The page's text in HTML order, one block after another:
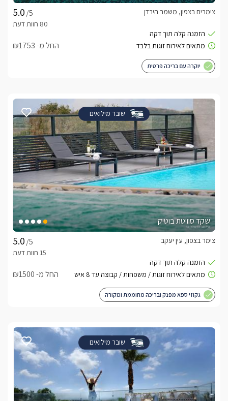
/5
צימרים בצפון, משמר הירדן
החל מ- ₪1753
יוקרה עם בריכה פרטית
שובר מילואים
שקד סוויטת בוטיק
/5
צימר בצפון, עין יעקב
החל מ- ₪1500
גקוזי ספא מפנק ובריכה מחוממת ומקורה
שובר מילואים